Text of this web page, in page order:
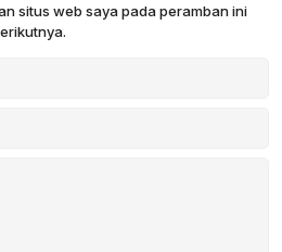
situs web saya pada peramban ini